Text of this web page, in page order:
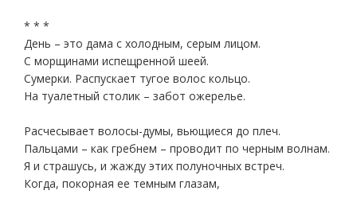
* * *
День – это дама с холодным, серым лицом.
С морщинами испещренной шеей.
Сумерки. Распускает тугое волос кольцо.
На туалетный столик – забот ожерелье.
Расчесывает волосы-думы, вьющиеся до плеч.
Пальцами – как гребнем – проводит по черным волнам.
Я и страшусь, и жажду этих полуночных встреч.
Когда, покорная ее темным глазам,